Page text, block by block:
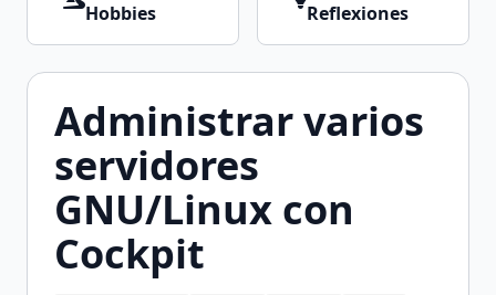
Hobbies
Reflexiones
Administrar varios
servidores
GNU/Linux con
Cockpit